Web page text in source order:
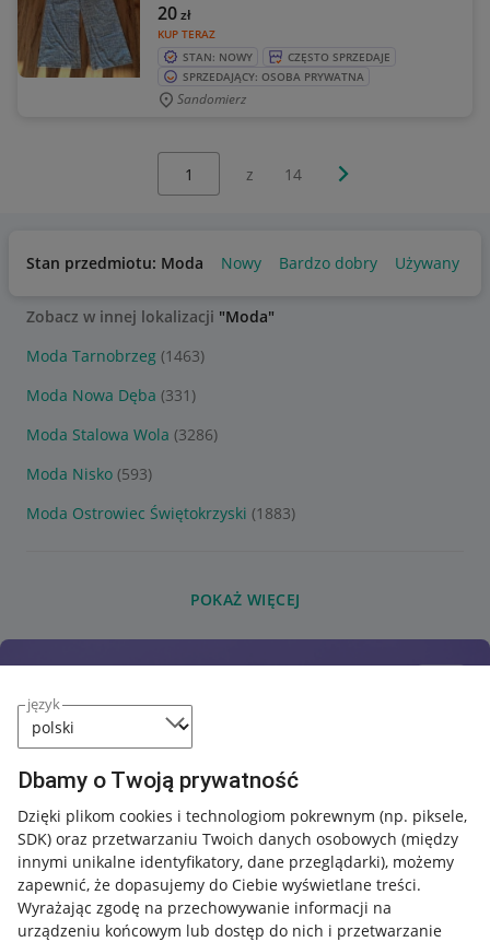
język
Dbamy o Twoją prywatność
Dzięki plikom cookies i technologiom pokrewnym (np. piksele,
SDK) oraz przetwarzaniu Twoich danych osobowych (między
innymi unikalne identyfikatory, dane przeglądarki), możemy
zapewnić, że dopasujemy do Ciebie wyświetlane treści.
Wyrażając zgodę na przechowywanie informacji na
urządzeniu końcowym lub dostęp do nich i przetwarzanie
KUP TERAZ
20zł
STAN: NOWY
CZĘSTO SPRZEDAJE
SPRZEDAJĄCY: OSOBA PRYWATNA
Sandomierz
z 14 Następna strona
Stan przedmiotu: Moda Nowy Bardzo dobry Używany
Zobacz w innej lokalizacji "Moda"
Moda Tarnobrzeg (1463)
Moda Nowa Dęba (331)
Moda Stalowa Wola (3286)
Moda Nisko (593)
Moda Ostrowiec Świętokrzyski (1883)
POKAŻ WIĘCEJ